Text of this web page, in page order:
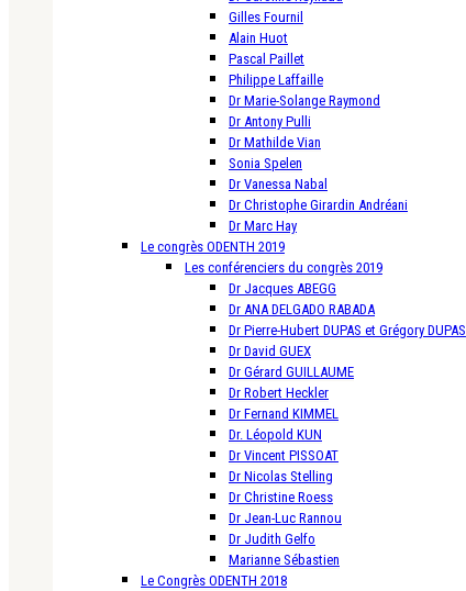
Gilles Fournil
Alain Huot
Pascal Paillet
Philippe Laffaille
Dr Marie-Solange Raymond
Dr Antony Pulli
Dr Mathilde Vian
Sonia Spelen
Dr Vanessa Nabal
Dr Christophe Girardin Andréani
Dr Marc Hay
Le congrès ODENTH 2019
Les conférenciers du congrès 2019
Dr Jacques ABEGG
Dr ANA DELGADO RABADA
Dr Pierre-Hubert DUPAS et Grégory DUPAS
Dr David GUEX
Dr Gérard GUILLAUME
Dr Robert Heckler
Dr Fernand KIMMEL
Dr. Léopold KUN
Dr Vincent PISSOAT
Dr Nicolas Stelling
Dr Christine Roess
Dr Jean-Luc Rannou
Dr Judith Gelfo
Marianne Sébastien
Le Congrès ODENTH 2018